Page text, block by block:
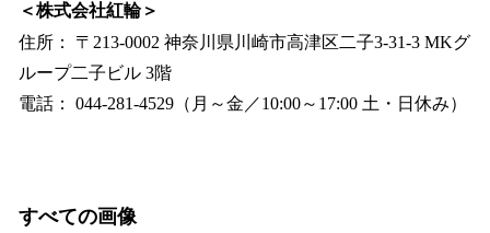
＜株式会社紅輪＞
住所： 〒213-0002 神奈川県川崎市高津区二子3-31-3 MKグ
ループ二子ビル 3階
電話： 044-281-4529（月～金／10:00～17:00 土・日休み）
すべての画像